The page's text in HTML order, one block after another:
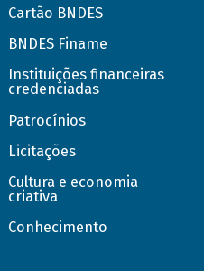
Cartão BNDES
BNDES Finame
Instituições financeiras
credenciadas
Patrocínios
Licitações
Cultura e economia
criativa
Conhecimento